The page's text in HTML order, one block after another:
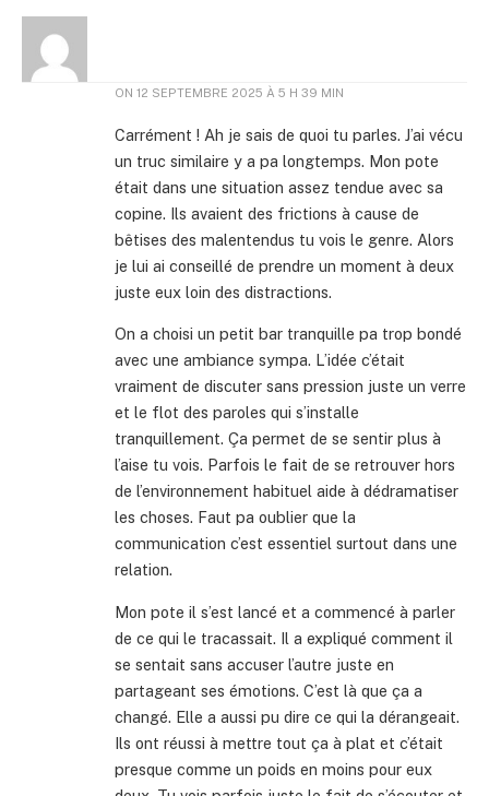
ON 12 SEPTEMBRE 2025 À 5 H 39 MIN
Carrément ! Ah je sais de quoi tu parles. J’ai vécu
un truc similaire y a pa longtemps. Mon pote
était dans une situation assez tendue avec sa
copine. Ils avaient des frictions à cause de
bêtises des malentendus tu vois le genre. Alors
je lui ai conseillé de prendre un moment à deux
juste eux loin des distractions.
On a choisi un petit bar tranquille pa trop bondé
avec une ambiance sympa. L’idée c’était
vraiment de discuter sans pression juste un verre
et le flot des paroles qui s’installe
tranquillement. Ça permet de se sentir plus à
l’aise tu vois. Parfois le fait de se retrouver hors
de l’environnement habituel aide à dédramatiser
les choses. Faut pa oublier que la
communication c’est essentiel surtout dans une
relation.
Mon pote il s’est lancé et a commencé à parler
de ce qui le tracassait. Il a expliqué comment il
se sentait sans accuser l’autre juste en
partageant ses émotions. C’est là que ça a
changé. Elle a aussi pu dire ce qui la dérangeait.
Ils ont réussi à mettre tout ça à plat et c’était
presque comme un poids en moins pour eux